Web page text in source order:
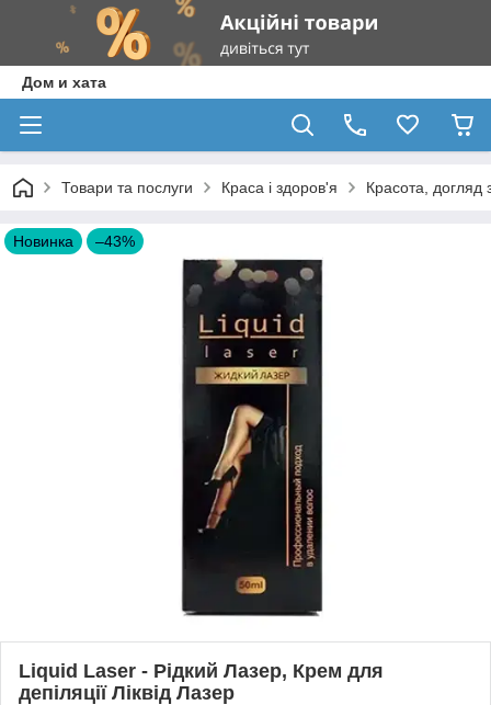
Дом и хата
Товари та послуги Краса і здоров'я Красота, догляд
Новинка –43%
Liquid Laser - Рідкий Лазер, Крем для
депіляції Ліквід Лазер